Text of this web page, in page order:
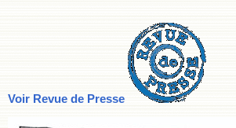
Voir Revue de Presse